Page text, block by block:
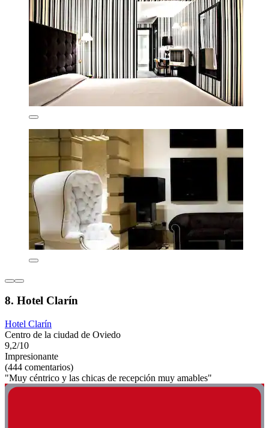
8. Hotel Clarín
Hotel Clarín
Centro de la ciudad de Oviedo
9,2/10
Impresionante
(444 comentarios)
"Muy céntrico y las chicas de recepción muy amables"